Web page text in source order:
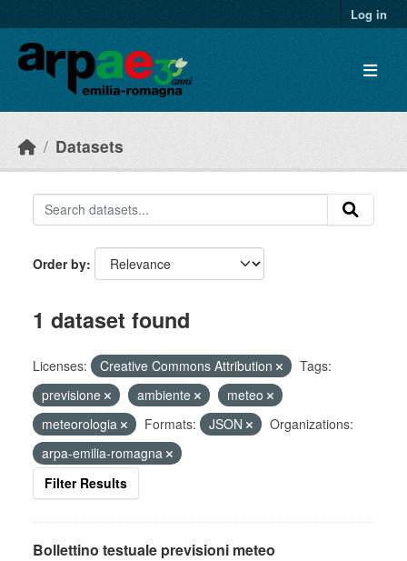
Log in
Datasets
Order by
1 dataset found
Licenses: Creative Commons Attribution
Tags:
previsione
ambiente
meteo
meteorologia
Formats: JSON
Organizations:
arpa-emilia-romagna
Filter Results
Bollettino testuale previsioni meteo